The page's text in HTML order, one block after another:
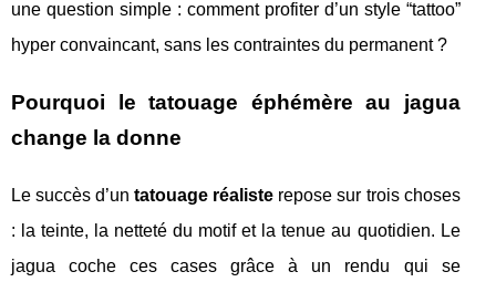
une question simple : comment profiter d’un style “tattoo”
hyper convaincant, sans les contraintes du permanent ?
Pourquoi le tatouage éphémère au jagua
change la donne
Le succès d’untatouage réaliste repose sur trois choses
: la teinte, la netteté du motif et la tenue au quotidien. Le
jagua coche ces cases grâce à un rendu qui se